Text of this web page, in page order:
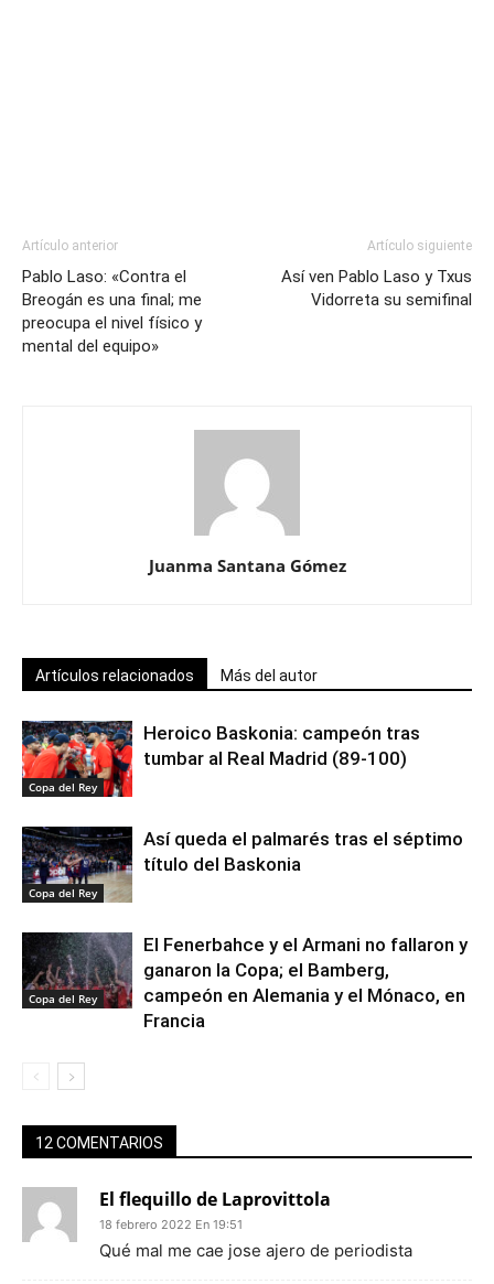
Artículo anterior
Pablo Laso: «Contra el
Breogán es una final; me
preocupa el nivel físico y
mental del equipo»
Artículo siguiente
Así ven Pablo Laso y Txus
Vidorreta su semifinal
Juanma Santana Gómez
Artículos relacionados Más del autor
Copa del Rey
Heroico Baskonia: campeón tras
tumbar al Real Madrid (89-100)
Copa del Rey
Así queda el palmarés tras el séptimo
título del Baskonia
Copa del Rey
El Fenerbahce y el Armani no fallaron y
ganaron la Copa; el Bamberg,
campeón en Alemania y el Mónaco, en
Francia
12 COMENTARIOS
El flequillo de Laprovittola
18 febrero 2022 En 19:51
Qué mal me cae jose ajero de periodista